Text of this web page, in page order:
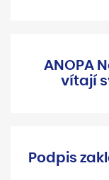
ANOPA
vítají
Podpis